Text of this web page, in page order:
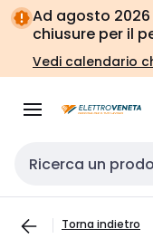
Vai alla
navigazione
Vai
alla
pagina
Ad agosto
chiusure per il
Vedi calendario
Cerca input
Torna indietro